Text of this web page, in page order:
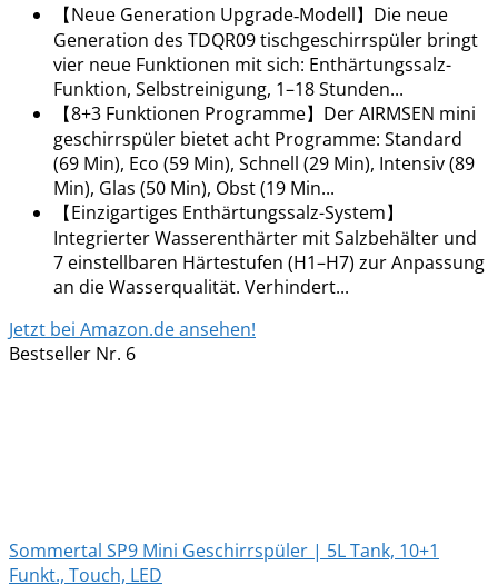
【Neue Generation Upgrade‑Modell】Die neue
Generation des TDQR09 tischgeschirrspüler bringt
vier neue Funktionen mit sich: Enthärtungssalz-
Funktion, Selbstreinigung, 1–18 Stunden...
【8+3 Funktionen Programme】Der AIRMSEN mini
geschirrspüler bietet acht Programme: Standard
(69 Min), Eco (59 Min), Schnell (29 Min), Intensiv (89
Min), Glas (50 Min), Obst (19 Min...
【Einzigartiges Enthärtungssalz-System】
Integrierter Wasserenthärter mit Salzbehälter und
7 einstellbaren Härtestufen (H1–H7) zur Anpassung
an die Wasserqualität. Verhindert...
Jetzt bei Amazon.de ansehen!
Bestseller Nr. 6
Sommertal SP9 Mini Geschirrspüler | 5L Tank, 10+1
Funkt., Touch, LED